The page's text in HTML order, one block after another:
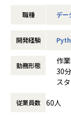
を用いて官公庁
具体的には、官
済動向の把握や
【具体的な業務内
対しデータ分析を
● 機械学習や統計
● データの加工
● コンサルティ
の技術支援
職種 デー
開発経験
勤務形態
作
30分
ス
時
従業員数 60人